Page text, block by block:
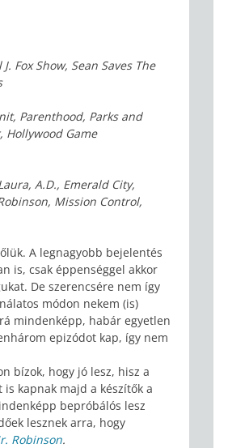
Fox Show, Sean Saves The
Parenthood, Parks and
Hollywood Game
A.D., Emerald City,
Mission Control,
A legnagyobb bejelentés
is, csak éppenséggel akkor
De szerencsére nem így
módon nekem (is)
mindenképp, habár egyetlen
epizódot kap, így nem
bízok, hogy jó lesz, hisz a
kapnak majd a készítők a
bepróbálós lesz
lesznek arra, hogy
Robinson.